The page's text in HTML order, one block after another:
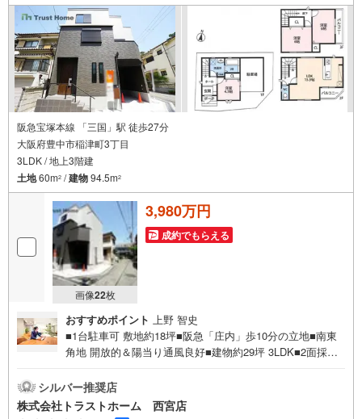
阪急宝塚本線 「三国」駅 徒歩27分
大阪府豊中市稲津町3丁目
3LDK / 地上3階建
土地60m2 /建物94.5m2
画像22枚
3,980万円
成約でもらえる
おすすめポイント 上野 智史
■1台駐車可 敷地約18坪■阪急「庄内」歩10分の立地■南東
角地 開放的＆陽当り通風良好■建物約29坪 3LDK■2面採光
■設備充実！浴室乾燥機、食洗器など■外からの視線が気に
なりにくい2階リビング設計■風通しの良い2面バルコニー■
シルバー推奨店
株式会社トラストホーム 西宮店